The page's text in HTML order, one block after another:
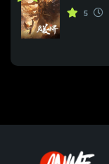
5